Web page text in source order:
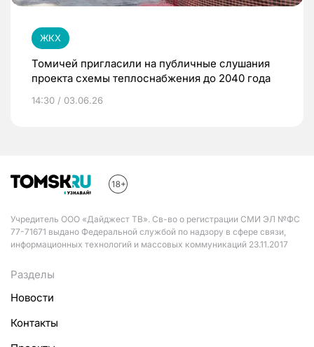
ЖКХ
Томичей пригласили на публичные слушания
проекта схемы теплоснабжения до 2040 года
14:30 / 03.06.26
Учредитель ООО «Дайджест ТВ». Св-во о регистрации СМИ ЭЛ №ФС
77-71671 выдано Федеральной службой по надзору в сфере связи,
информационных технологий и массовых коммуникаций 23.11.2017
Разделы
Новости
Контакты